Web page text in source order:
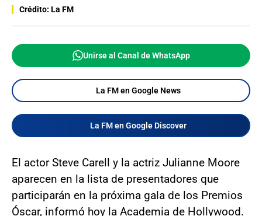
Crédito: La FM
Unirse al Canal de WhatsApp
La FM en Google News
La FM en Google Discover
El actor Steve Carell y la actriz Julianne Moore
aparecen en la lista de presentadores que
participarán en la próxima gala de los Premios
Óscar, informó hoy la Academia de Hollywood.